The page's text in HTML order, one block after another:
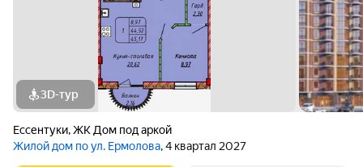
3D-тур
Ессентуки,ЖК Дом под аркой
Жилой дом по ул. Ермолова, 4 квартал 2027